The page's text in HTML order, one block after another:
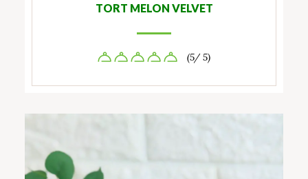
TORT MELON VELVET
(5/ 5)